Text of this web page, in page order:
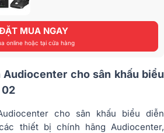
MUA NGAY
online hoặc tại cửa hàng
Audiocenter cho sân khấu biểu
02
cho sân khấu biểu diễn
thiết bị chính hãng Audiocenter,